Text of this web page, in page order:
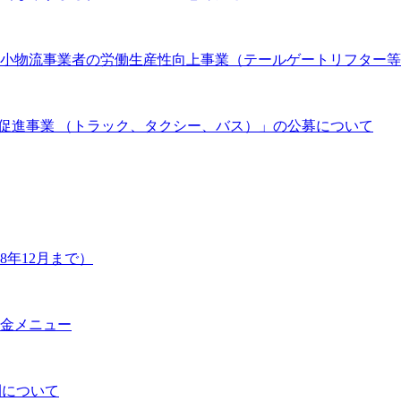
物流事業者の労働生産性向上事業（テールゲートリフター等
進事業 （トラック、タクシー、バス）」の公募について
12月まで）
メニュー
ついて